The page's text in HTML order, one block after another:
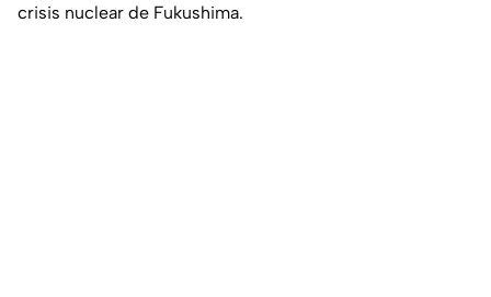
crisis nuclear de Fukushima.